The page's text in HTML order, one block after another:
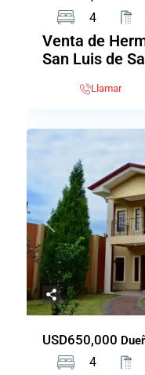
4
Venta de
San Luis de
Llamar
Previous
USD650,000
4